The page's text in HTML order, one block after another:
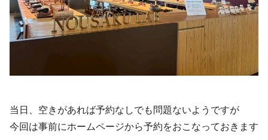
当日、空きがあれば予約なしでも問題ないようですが
今回は事前にホームページから予約をおこなっておきます